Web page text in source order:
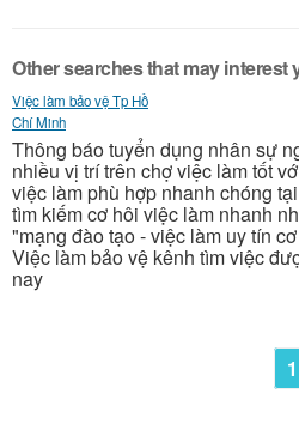
Other searches that may interest
Việc làm bảo vệ Tp Hồ
Chí Minh
Thông báo tuyển dụng nhân sự
nhiều vị trí trên chợ việc làm tốt
việc làm phù hợp nhanh chóng
tìm kiếm cơ hôi việc làm nhanh
"mạng đào tạo - việc làm uy tín
Việc làm bảo vệ kênh tìm việc
nay
1